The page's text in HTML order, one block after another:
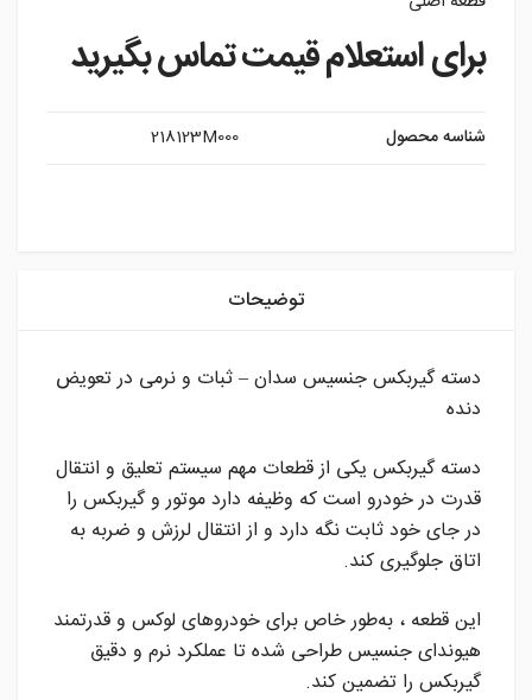
برای استعلام قیمت تماس بگیرید
شناسه محصول 218123M000
توضیحات
دسته گیربکس جنسیس سدان – ثبات و نرمی در تعویض
دنده
دسته گیربکس یکی از قطعات مهم سیستم تعلیق و انتقال
قدرت در خودرو است که وظیفه دارد موتور و گیربکس را
در جای خود ثابت نگه دارد و از انتقال لرزش و ضربه به
اتاق جلوگیری کند.
این قطعه ، به‌طور خاص برای خودروهای لوکس و قدرتمند
هیوندای جنسیس طراحی شده تا عملکرد نرم و دقیق
گیربکس را تضمین کند.